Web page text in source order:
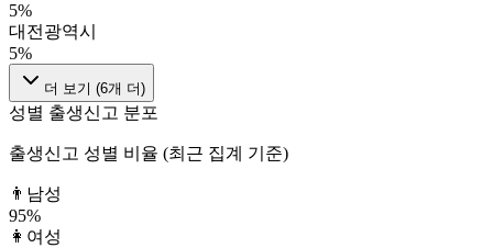
5%
대전광역시
5%
더 보기 (6개 더)
성별 출생신고 분포
출생신고 성별 비율 (최근 집계 기준)
👨 남성
95%
👩 여성